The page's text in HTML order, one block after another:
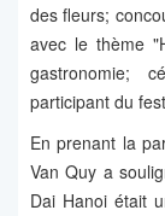
des fleurs;
avec le thème
gastronomie;
participant du
En prenant la
Van Quy a
Dai Hanoi était